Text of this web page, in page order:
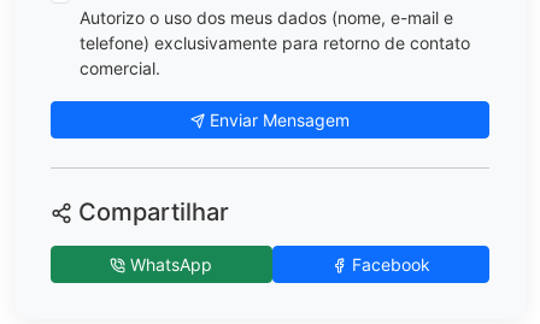
Autorizo o uso dos meus dados (nome, e-mail e
telefone) exclusivamente para retorno de contato
comercial.
Enviar Mensagem
Compartilhar
WhatsApp Facebook